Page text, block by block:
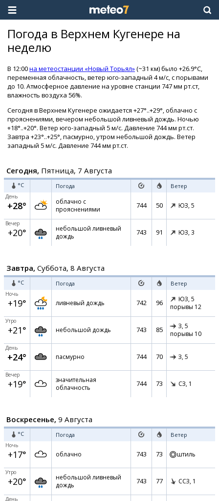
Погода в Верхнем Кугенере на
неделю
В 12:00на метеостанции «Новый Торьял»(~31 км) было +26.9°C,
переменная облачность, ветер юго-западный 4 м/с, с порывами
до 10. Атмосферное давление на уровне станции 747 мм рт.ст,
влажность воздуха 56%.
Сегодня в Верхнем Кугенере ожидается +27°..+29°, облачно с
прояснениями, вечером небольшой ливневый дождь. Ночью
+18°..+20°. Ветер юго-западный 5 м/с. Давление 744 мм рт.ст.
Завтра +23°..+25°, пасмурно, утром небольшой дождь. Ветер
западный 5 м/с. Давление 744 мм рт.ст.
Сегодня, Пятница, 7 Августа
°C Погода Ветер
День
+28°
облачно с
прояснениями
744 50 ЮЗ, 5
Вечер
+20°
небольшой ливневый
дождь
743 91 ЮЗ, 3
Завтра, Суббота, 8 Августа
°C Погода Ветер
Ночь
+19° ливневый дождь 742 96 ЮЗ, 5
порывы 12
Утро
+21° небольшой дождь 743 85 З, 5
порывы 10
День
+24° пасмурно 744 70 З, 5
Вечер
+19°
значительная
облачность
744 73 СЗ, 1
Воскресенье, 9 Августа
°C Погода Ветер
Ночь
+17° облачно 743 73 штиль
Утро
+20°
небольшой ливневый
дождь
743 77 ССЗ, 1
День